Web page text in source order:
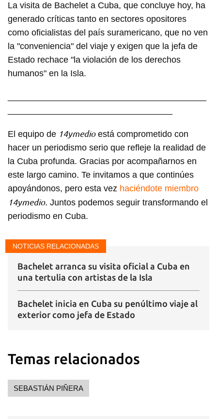
La visita de Bachelet a Cuba, que concluye hoy, ha
generado críticas tanto en sectores opositores
como oficialistas del país suramericano, que no ven
la "conveniencia" del viaje y exigen que la jefa de
Estado rechace "la violación de los derechos
humanos" en la Isla.
El equipo de 14ymedioestá comprometido con
hacer un periodismo serio que refleje la realidad de
la Cuba profunda. Gracias por acompañarnos en
este largo camino. Te invitamos a que continúes
apoyándonos, pero esta vez haciéndote miembro
14ymedio. Juntos podemos seguir transformando el
periodismo en Cuba.
NOTICIAS RELACIONADAS
Bachelet arranca su visita oficial a Cuba en
una tertulia con artistas de la Isla
Bachelet inicia en Cuba su penúltimo viaje al
exterior como jefa de Estado
Temas relacionados
SEBASTIÁN PIÑERA